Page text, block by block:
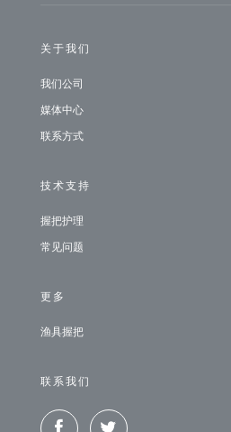
关于我们
我们公司
媒体中心
联系方式
技术支持
握把护理
常见问题
更多
渔具握把
联系我们